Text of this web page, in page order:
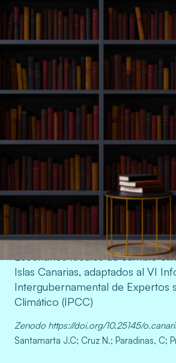
Filtra las
Escenarios locales de cambio
Islas Canarias, adaptados al VI
Intergubernamental de Expertos
Climático (IPCC)
Zenodo https://doi.org/10.25145/
Santamarta J.C; Cruz N.; Paradinas, C;